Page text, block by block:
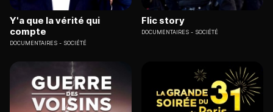
Y'a que la vérité qui
compte
DOCUMENTAIRES SOCIÉTÉ
Flic story
DOCUMENTAIRES SOCIÉTÉ